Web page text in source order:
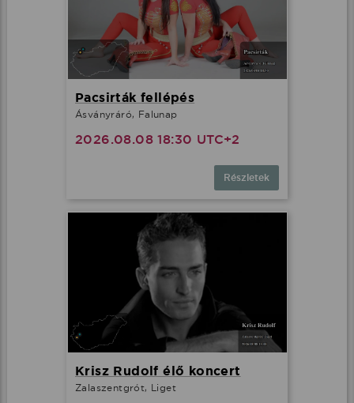
Pacsirták fellépés
Ásványráró, Falunap
2026.08.08 18:30 UTC+2
Részletek
Krisz Rudolf élő koncert
Zalaszentgrót, Liget